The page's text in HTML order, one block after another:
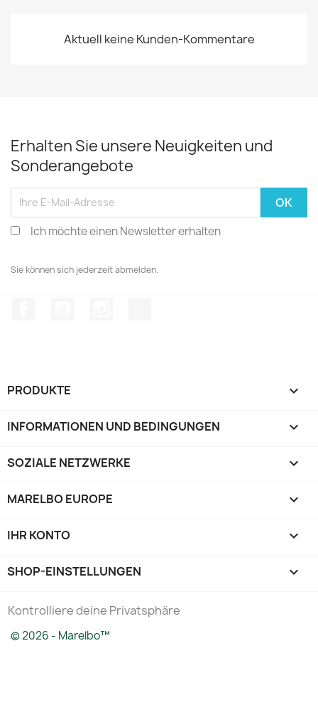
Aktuell keine Kunden-Kommentare
Erhalten Sie unsere Neuigkeiten und
Sonderangebote
Ich möchte einen Newsletter erhalten
Sie können sich jederzeit abmelden.
PRODUKTE 
INFORMATIONEN UND BEDINGUNGEN 
SOZIALE NETZWERKE 
MARELBO EUROPE 
IHR KONTO 
SHOP-EINSTELLUNGEN keyboard_arrow_down
Kontrolliere deine Privatsphäre
© 2026 - Marelbo™